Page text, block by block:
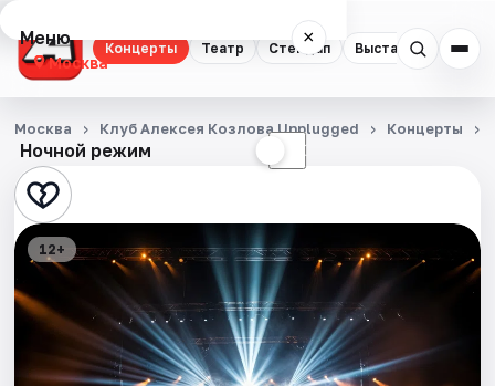
Концерты Театр Стендап Выставки
Меню ×
Москва
Концерты
Театр
Стендап
Выставки
Квесты
Экскурсии
Ночной режим ☾
Москва Клуб Алексея Козлова Unplugged Концерты
12+